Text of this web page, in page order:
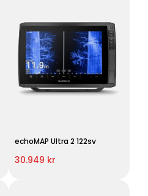
echoMAP Ultra 2 122sv
30.949 kr